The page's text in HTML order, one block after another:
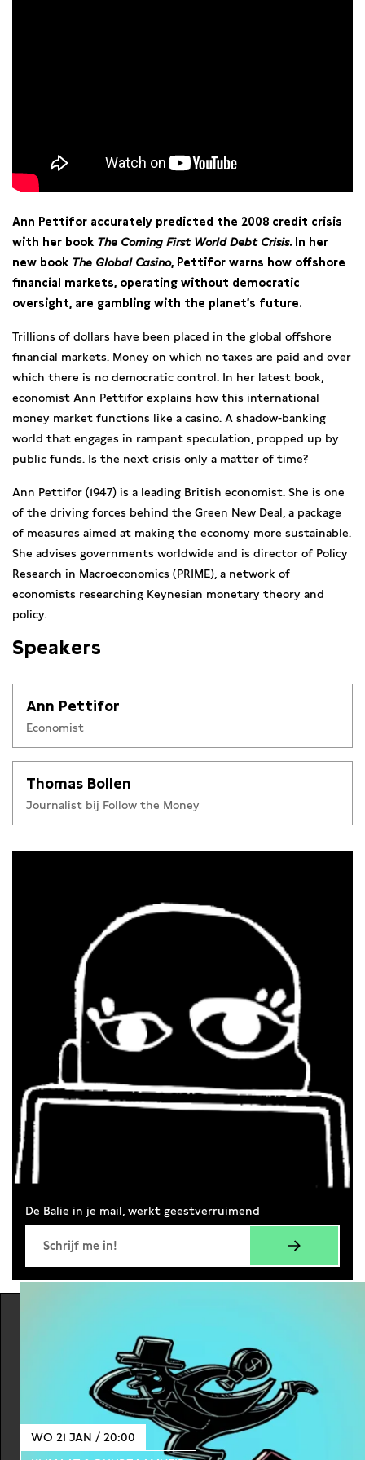
Ann Pettifor accurately predicted the 2008 credit crisis
with her book The Coming First World Debt Crisis. In her
new book The Global Casino, Pettifor warns how offshore
financial markets, operating without democratic
oversight, are gambling with the planet’s future.
Trillions of dollars have been placed in the global offshore
financial markets. Money on which no taxes are paid and over
which there is no democratic control. In her latest book,
economist Ann Pettifor explains how this international
money market functions like a casino. A shadow-banking
world that engages in rampant speculation, propped up by
public funds. Is the next crisis only a matter of time?
Ann Pettifor (1947) is a leading British economist. She is one
of the driving forces behind the Green New Deal, a package
of measures aimed at making the economy more sustainable.
She advises governments worldwide and is director of Policy
Research in Macroeconomics (PRIME), a network of
economists researching Keynesian monetary theory and
policy.
Speakers
Ann Pettifor
Economist
Thomas Bollen
Journalist bij Follow the Money
De Balie in je mail, werkt geestverruimend
WO 21 JAN / 20:00